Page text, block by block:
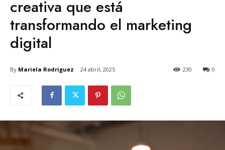
creativa que está
transformando el marketing
digital
By Mariela Rodriguez 24 abril, 2025 0
230